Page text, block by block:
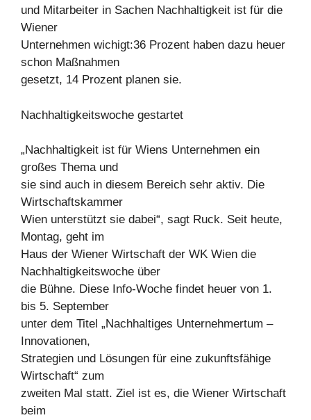
und Mitarbeiter in Sachen Nachhaltigkeit ist für die
Wiener
Unternehmen wichigt:36 Prozent haben dazu heuer
schon Maßnahmen
gesetzt, 14 Prozent planen sie.
Nachhaltigkeitswoche gestartet
„Nachhaltigkeit ist für Wiens Unternehmen ein
großes Thema und
sie sind auch in diesem Bereich sehr aktiv. Die
Wirtschaftskammer
Wien unterstützt sie dabei“, sagt Ruck. Seit heute,
Montag, geht im
Haus der Wiener Wirtschaft der WK Wien die
Nachhaltigkeitswoche über
die Bühne. Diese Info-Woche findet heuer von 1.
bis 5. September
unter dem Titel „Nachhaltiges Unternehmertum –
Innovationen,
Strategien und Lösungen für eine zukunftsfähige
Wirtschaft“ zum
zweiten Mal statt. Ziel ist es, die Wiener Wirtschaft
beim